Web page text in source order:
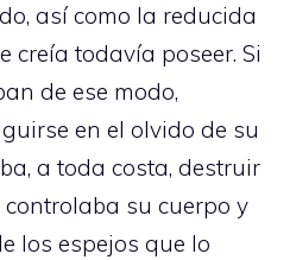
así como la reducida
creía todavía poseer. Si
de ese modo,
en el olvido de su
a toda costa, destruir
su cuerpo y
los espejos que lo